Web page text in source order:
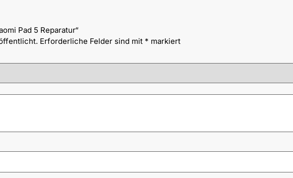
Pad 5 Reparatur“
Erforderliche Felder sind mit * markiert